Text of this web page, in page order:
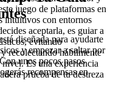
juego de plataformas en
intuitivos con entornos
aceptarla, es guiar a
evitando
recolectando hábilmente
nivel. Es una experiencia
prueba de tu destreza
diseñada para ayudarte
y empezar a saltar por
unos pocos pasos
recompensas en